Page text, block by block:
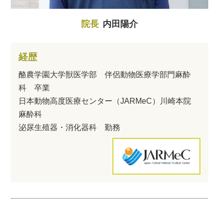
院長 内田陽介
経歴
酪農学園大学獣医学部 伴侶動物医療学部門麻酔
科 卒業
日本動物高度医療センター（JARMeC）川崎本院
麻酔科
泌尿生殖器・消化器科 勤務